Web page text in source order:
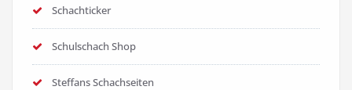
Schachticker
Schulschach Shop
Steffans Schachseiten